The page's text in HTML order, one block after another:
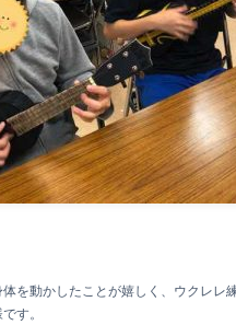
を動かしたことが嬉しく、ウクレレ
す。